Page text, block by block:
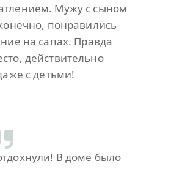
Мужу с сыном
понравились
на сапах. Правда
действительно
с детьми!
В доме было